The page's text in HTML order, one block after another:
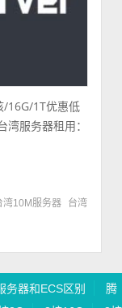
/16G/1T优惠低
服务器租用：
湾10M服务器
台湾
务器和ECS区别
腾